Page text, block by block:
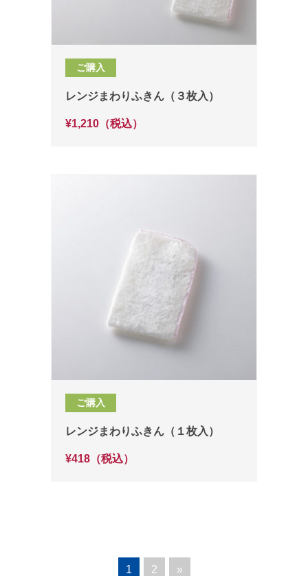
ご購入
レンジまわりふきん（３枚入）
¥1,210（税込）
ご購入
レンジまわりふきん（１枚入）
¥418（税込）
1 2 »